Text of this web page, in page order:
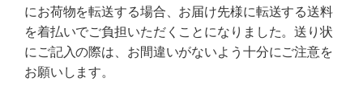
にお荷物を転送する場合、お届け先様に転送する送料
を着払いでご負担いただくことになりました。送り状
にご記入の際は、お間違いがないよう十分にご注意を
お願いします。